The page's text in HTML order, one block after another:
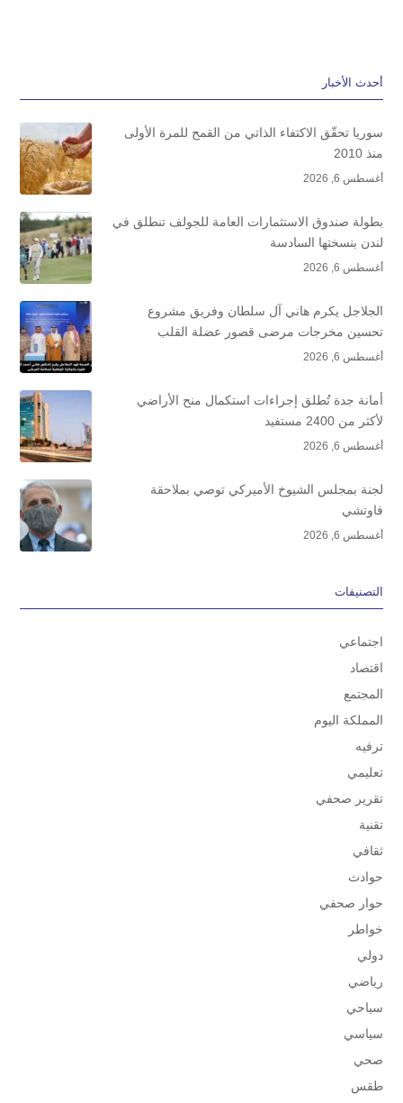
أحدث الأخبار
سوريا تحقّق الاكتفاء الذاتي من القمح للمرة الأولى
منذ 2010
أغسطس 6, 2026
بطولة صندوق الاستثمارات العامة للجولف تنطلق في
لندن بنسختها السادسة
أغسطس 6, 2026
الجلاجل يكرم هاني آل سلطان وفريق مشروع
تحسين مخرجات مرضى قصور عضلة القلب
أغسطس 6, 2026
أمانة جدة تُطلق إجراءات استكمال منح الأراضي
لأكثر من 2400 مستفيد
أغسطس 6, 2026
لجنة بمجلس الشيوخ الأميركي توصي بملاحقة
فاوتشي
أغسطس 6, 2026
التصنيفات
اجتماعي
اقتصاد
المجتمع
المملكة اليوم
ترفيه
تعليمي
تقرير صحفي
تقنية
ثقافي
حوادث
حوار صحفي
خواطر
دولي
رياضي
سياحي
سياسي
صحي
طقس